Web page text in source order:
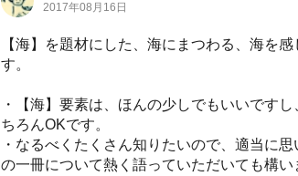
2017年08月16日
【海】を題材にした、海にまつわる、海を
す。
・【海】要素は、ほんの少しでもいいです
ちろんOKです。
・なるべくたくさん知りたいので、適当に
の一冊について熱く語っていただいても構い